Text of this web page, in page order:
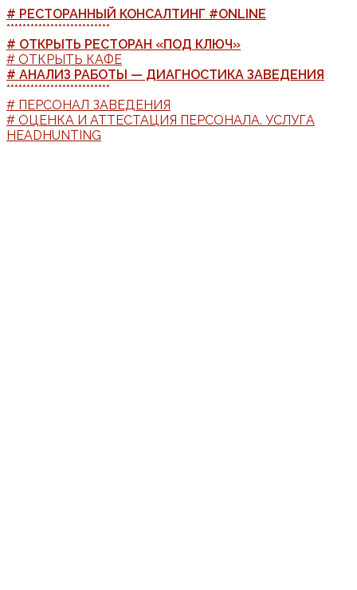
# РЕСТОРАННЫЙ КОНСАЛТИНГ #ONLINE
**************************
# ОТКРЫТЬ РЕСТОРАН «ПОД КЛЮЧ»
# ОТКРЫТЬ КАФЕ
# АНАЛИЗ РАБОТЫ — ДИАГНОСТИКА ЗАВЕДЕНИЯ
**************************
# ПЕРСОНАЛ ЗАВЕДЕНИЯ
# ОЦЕНКА И АТТЕСТАЦИЯ ПЕРСОНАЛА. УСЛУГА
HEADHUNTING